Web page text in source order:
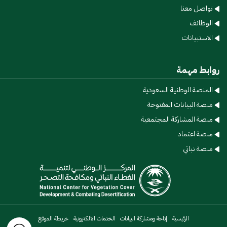
تواصل معنا
الوظائف
الاستبيانات
روابط مهمة
المنصة الوطنية السعودية
منصة البيانات المفتوحة
منصة المشاركة المجتمعية
منصة اعتماد
منصة نباتي
الرئيسية​ إتاحة ومشاركة البيانات​ الخدمات الالكترونية​ خريطة الموقع